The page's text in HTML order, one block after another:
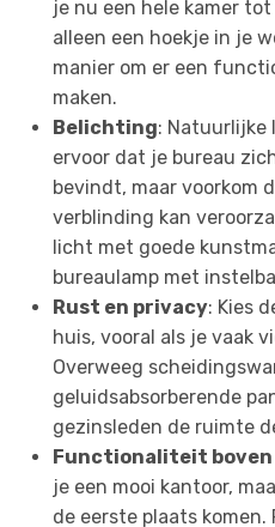
je nu een hele kamer
alleen een hoekje in je
manier om er een
maken.
Belichting: Natuurlijke
ervoor dat je bureau
bevindt, maar voorkom
verblinding kan
licht met goede
bureaulamp met
Rust en privacy: Kies
huis, vooral als je vaak
Overweeg
geluidsabsorberende
gezinsleden de ruimte
Functionaliteit
je een mooi kantoor,
de eerste plaats